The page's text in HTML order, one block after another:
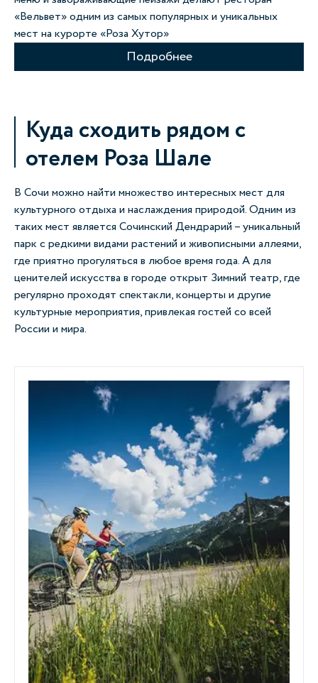
«Вельвет» одним из самых популярных и уникальных
мест на курорте «Роза Хутор»
Подробнее
Куда сходить рядом с
отелем Роза Шале
В Сочи можно найти множество интересных мест для
культурного отдыха и наслаждения природой. Одним из
таких мест является Сочинский Дендрарий – уникальный
парк с редкими видами растений и живописными аллеями,
где приятно прогуляться в любое время года. А для
ценителей искусства в городе открыт Зимний театр, где
регулярно проходят спектакли, концерты и другие
культурные мероприятия, привлекая гостей со всей
России и мира.